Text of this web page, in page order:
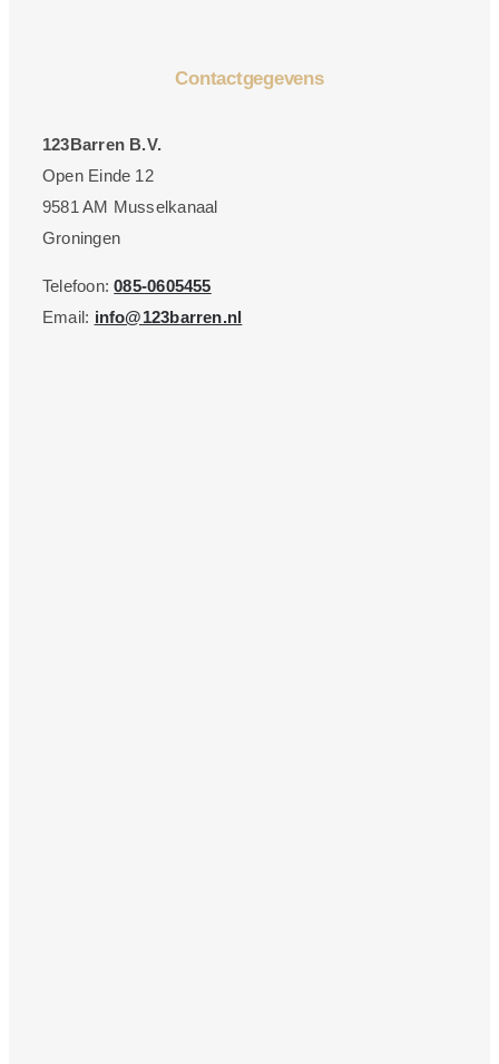
Contactgegevens
123Barren B.V.
Open Einde 12
9581 AM Musselkanaal
Groningen
Telefoon:085-0605455
Email: info@123barren.nl